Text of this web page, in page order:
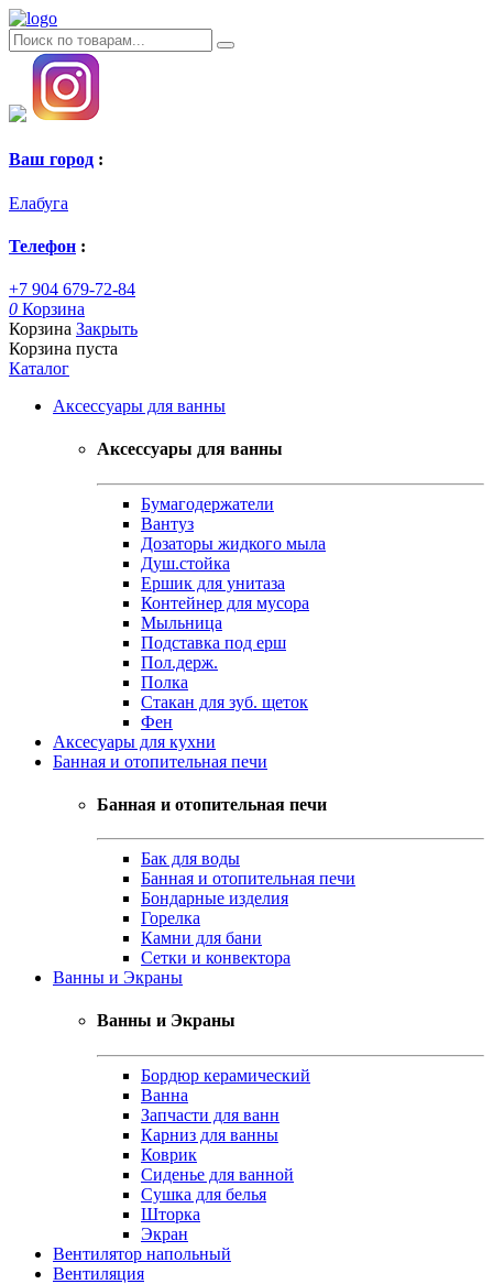
Ваш город :
Елабуга
Телефон :
+7 904 679-72-84
0 Корзина
Корзина Закрыть
Корзина пуста
Каталог
Аксессуары для ванны
Аксессуары для ванны
Бумагодержатели
Вантуз
Дозаторы жидкого мыла
Душ.стойка
Ершик для унитаза
Контейнер для мусора
Мыльница
Подставка под ерш
Пол.держ.
Полка
Стакан для зуб. щеток
Фен
Аксесуары для кухни
Банная и отопительная печи
Банная и отопительная печи
Бак для воды
Банная и отопительная печи
Бондарные изделия
Горелка
Камни для бани
Сетки и конвектора
Ванны и Экраны
Ванны и Экраны
Бордюр керамический
Ванна
Запчасти для ванн
Карниз для ванны
Коврик
Сиденье для ванной
Сушка для белья
Шторка
Экран
Вентилятор напольный
Вентиляция